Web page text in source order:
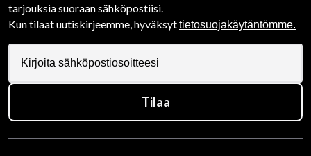
tarjouksia suoraan sähköpostiisi.
Kun tilaat uutiskirjeemme, hyväksyttietosuojakäytäntömme.
Tilaa